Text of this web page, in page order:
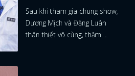
Sau khi tham gia chung show,
Dương Mịch và Đặng Luân
thân thiết vô cùng, thậm ...